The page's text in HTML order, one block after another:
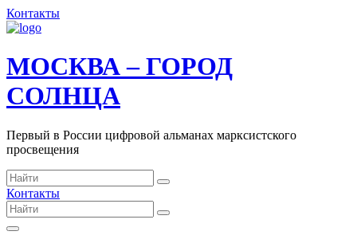
Контакты
МОСКВА – ГОРОД
СОЛНЦА
Первый в России цифровой альманах марксистского
просвещения
Контакты